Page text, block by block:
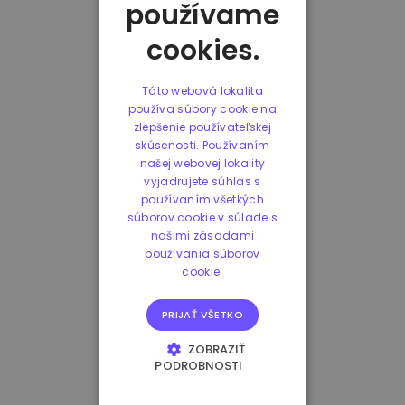
používame
cookies.
Táto webová lokalita
používa súbory cookie na
zlepšenie používateľskej
skúsenosti. Používaním
našej webovej lokality
vyjadrujete súhlas s
používaním všetkých
súborov cookie v súlade s
našimi zásadami
používania súborov
cookie.
PRIJAŤ VŠETKO
ZOBRAZIŤ
PODROBNOSTI